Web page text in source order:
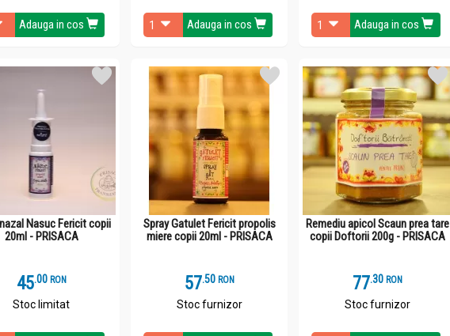
Adauga in cos Adauga in cos Adauga in cos
Nasuc Fericit copii
20ml - PRISACA
45.0 RON
Stoc limitat
Spray Gatulet Fericit propolis
miere copii 20ml - PRISACA
57.5 RON
Stoc furnizor
Remediu apicol Scaun prea tare
copii Doftorii 200g - PRISACA
77.3 RON
Stoc furnizor